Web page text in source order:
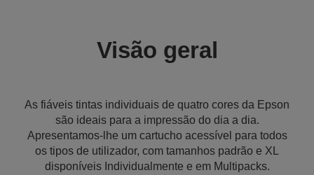
Visão geral
As fiáveis tintas individuais de quatro cores da Epson
são ideais para a impressão do dia a dia.
Apresentamos-lhe um cartucho acessível para todos
os tipos de utilizador, com tamanhos padrão e XL
disponíveis Individualmente e em Multipacks.